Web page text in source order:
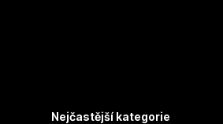
Nejčastější kategorie